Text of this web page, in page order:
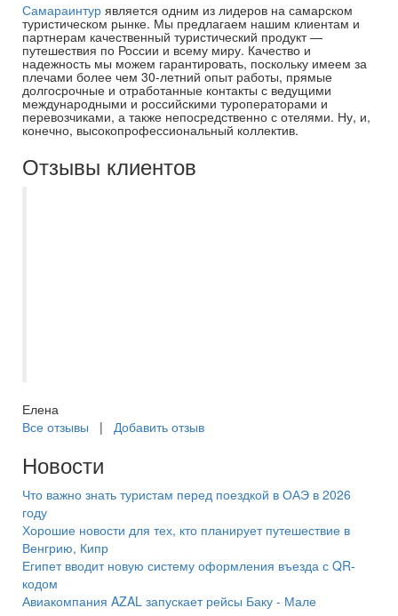
Самараинтур является одним из лидеров на самарском
туристическом рынке. Мы предлагаем нашим клиентам и
партнерам качественный туристический продукт —
путешествия по России и всему миру. Качество и
надежность мы можем гарантировать, поскольку имеем за
плечами более чем 30-летний опыт работы, прямые
долгосрочные и отработанные контакты с ведущими
международными и российскими туроператорами и
перевозчиками, а также непосредственно с отелями. Ну, и,
конечно, высокопрофессиональный коллектив.
Отзывы клиентов
Елена
Все отзывы | Добавить отзыв
Новости
Что важно знать туристам перед поездкой в ОАЭ в 2026
году
Хорошие новости для тех, кто планирует путешествие в
Венгрию, Кипр
Египет вводит новую систему оформления въезда с QR-
кодом
Авиакомпания AZAL запускает рейсы Баку - Мале